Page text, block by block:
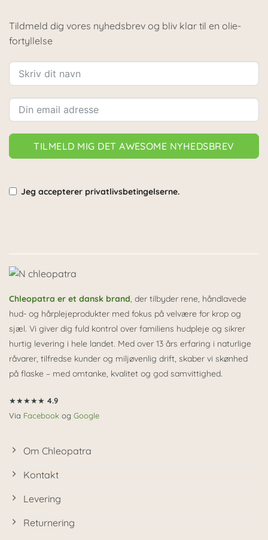
Tildmeld dig vores nyhedsbrev og bliv klar til en olie-
fortyllelse
TILMELD MIG DET AWESOME NYHEDSBREV
Jeg accepterer privatlivsbetingelserne.
Chleopatra er et dansk brand , der tilbyder rene, håndlavede
hud- og hårplejeprodukter med fokus på velvære for krop og
sjæl. Vi giver dig fuld kontrol over familiens hudpleje og sikrer
hurtig levering i hele landet. Med over 13 års erfaring i naturlige
råvarer, tilfredse kunder og miljøvenlig drift, skaber vi skønhed
på flaske – med omtanke, kvalitet og god samvittighed.
★★★★★ 4.9
Via Facebook og Google
Om Chleopatra
Kontakt
Levering
Returnering